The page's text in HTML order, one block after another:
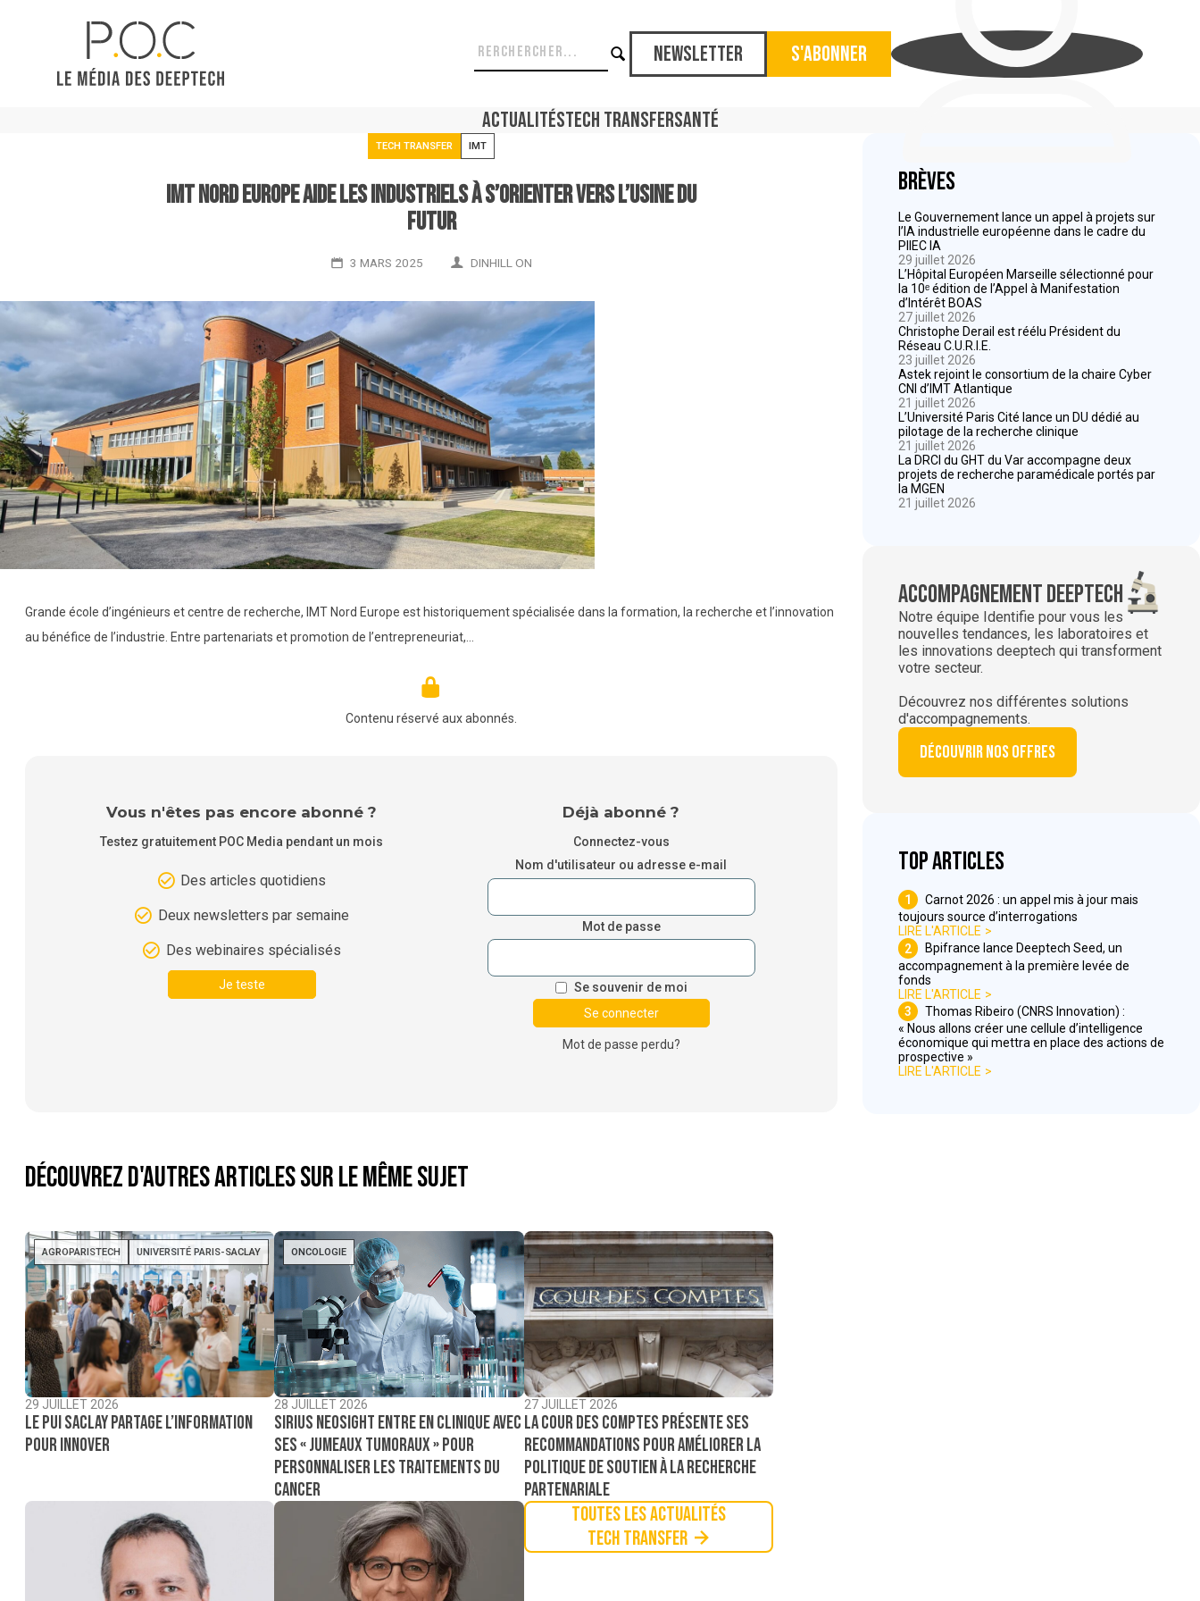
Newsletter S'abonner
ActualitésTech TransferSanté
TECH TRANSFER IMT
IMT Nord Europe aide les industriels à s’orienter vers l’usine du
futur
3 MARS 2025 DINHILL ON
Grande école d’ingénieurs et centre de recherche, IMT Nord Europe est historiquement spécialisée dans la formation, la recherche et l’innovation
au bénéfice de l’industrie. Entre partenariats et promotion de l’entrepreneuriat,…
Contenu réservé aux abonnés.
Vous n'êtes pas encore abonné ?
Testez gratuitement POC Media pendant un mois
Des articles quotidiens
Deux newsletters par semaine
Des webinaires spécialisés
Je teste
Déjà abonné ?
Connectez-vous
Nom d'utilisateur ou adresse e-mail
Mot de passe
Se souvenir de moi
Mot de passe perdu?
Découvrez d'autres articles sur le même sujet
AGROPARISTECH UNIVERSITÉ PARIS-SACLAY
29 JUILLET 2026
Le PUI Saclay partage l’information
pour innover
ONCOLOGIE
28 JUILLET 2026
Sirius NeoSight entre en clinique avec
ses « jumeaux tumoraux » pour
personnaliser les traitements du
cancer
27 JUILLET 2026
La Cour des comptes présente ses
recommandations pour améliorer la
politique de soutien à la recherche
partenariale
Toutes les actualités
Tech Transfer
Brèves
Le Gouvernement lance un appel à projets sur
l’IA industrielle européenne dans le cadre du
PIIEC IA
29 juillet 2026
L’Hôpital Européen Marseille sélectionné pour
la 10ᵉ édition de l’Appel à Manifestation
d’Intérêt BOAS
27 juillet 2026
Christophe Derail est réélu Président du
Réseau C.U.R.I.E.
23 juillet 2026
Astek rejoint le consortium de la chaire Cyber
CNI d’IMT Atlantique
21 juillet 2026
L’Université Paris Cité lance un DU dédié au
pilotage de la recherche clinique
21 juillet 2026
La DRCI du GHT du Var accompagne deux
projets de recherche paramédicale portés par
la MGEN
21 juillet 2026
Accompagnement deeptech
Notre équipe Identifie pour vous les
nouvelles tendances, les laboratoires et
les innovations deeptech qui transforment
votre secteur.
Découvrez nos différentes solutions
d'accompagnements.
Découvrir nos offres
Top articles
1
Carnot 2026 : un appel mis à jour mais
toujours source d’interrogations
LIRE L'ARTICLE
2
Bpifrance lance Deeptech Seed, un
accompagnement à la première levée de
fonds
LIRE L'ARTICLE
3
Thomas Ribeiro (CNRS Innovation) :
« Nous allons créer une cellule d’intelligence
économique qui mettra en place des actions de
prospective »
LIRE L'ARTICLE